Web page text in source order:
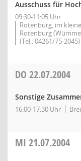
Ausschuss für
09:30-11:05 Uhr
Rotenburg, im
Rotenburg
(Tel.: 04261/75-2045)
DO 22.07.2004
Sonstige
16:00-17:30 Uhr
MI 21.07.2004